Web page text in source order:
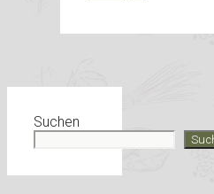
Suchen